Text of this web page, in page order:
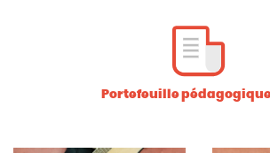
Portefeuille